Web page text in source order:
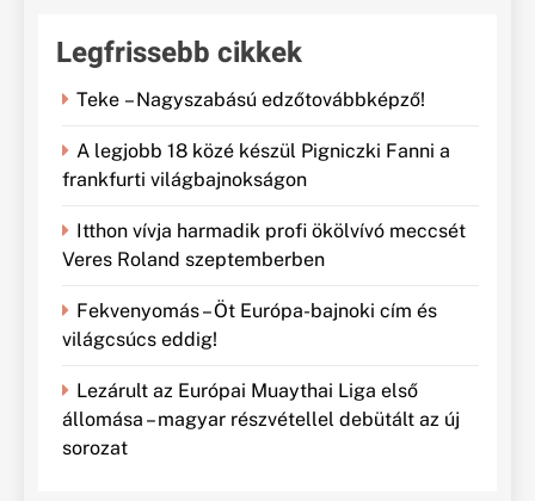
Legfrissebb cikkek
Teke – Nagyszabású edzőtovábbképző!
A legjobb 18 közé készül Pigniczki Fanni a
frankfurti világbajnokságon
Itthon vívja harmadik profi ökölvívó meccsét
Veres Roland szeptemberben
Fekvenyomás – Öt Európa-bajnoki cím és
világcsúcs eddig!
Lezárult az Európai Muaythai Liga első
állomása – magyar részvétellel debütált az új
sorozat